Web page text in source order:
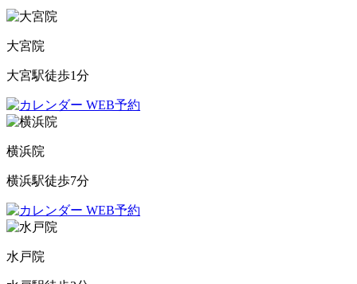
大宮院
大宮駅徒歩1分
WEB予約
横浜院
横浜駅徒歩7分
WEB予約
水戸院